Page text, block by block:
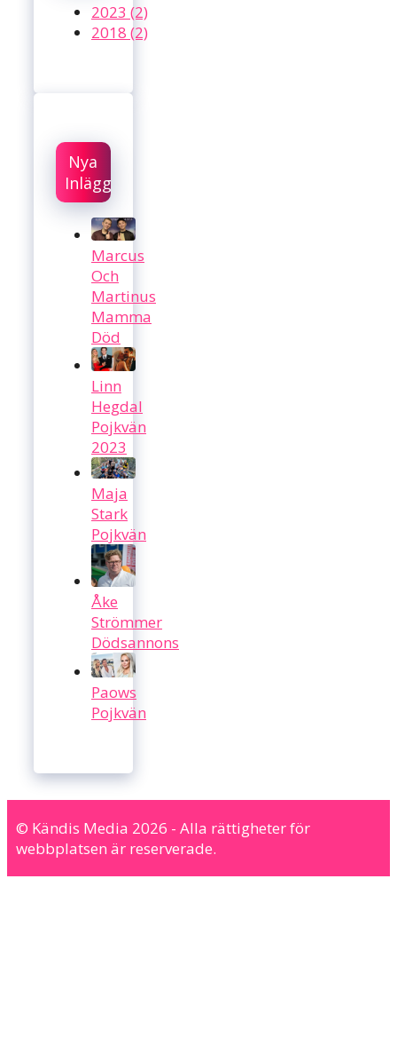
2023 (2)
2018 (2)
Nya
Inlägg
Marcus
Och
Martinus
Mamma
Död
Linn
Hegdal
Pojkvän
2023
Maja
Stark
Pojkvän
Åke
Strömmer
Dödsannons
Paows
Pojkvän
© Kändis Media 2026 - Alla rättigheter för
webbplatsen är reserverade.